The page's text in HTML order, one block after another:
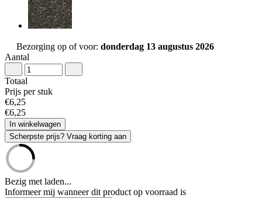
Bezorging op of voor: donderdag 13 augustus 2026
Aantal
Totaal
Prijs per stuk
€6,25
€6,25
In winkelwagen
Scherpste prijs? Vraag korting aan
Bezig met laden...
Informeer mij wanneer dit product op voorraad is